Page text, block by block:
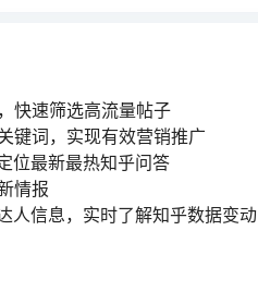
快速筛选高流量帖子
键词，实现有效营销推广
位最新最热知乎问答
情报
人信息，实时了解知乎数据变动